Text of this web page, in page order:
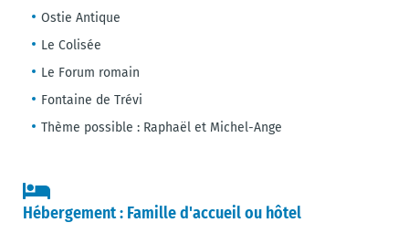
Ostie Antique
Le Colisée
Le Forum romain
Fontaine de Trévi
Thème possible : Raphaël et Michel-Ange
Hébergement : Famille d'accueil ou hôtel